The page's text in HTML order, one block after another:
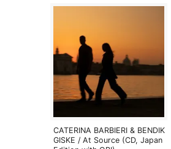
CATERINA BARBIERI & BENDIK
GISKE / At Source (CD, Japan